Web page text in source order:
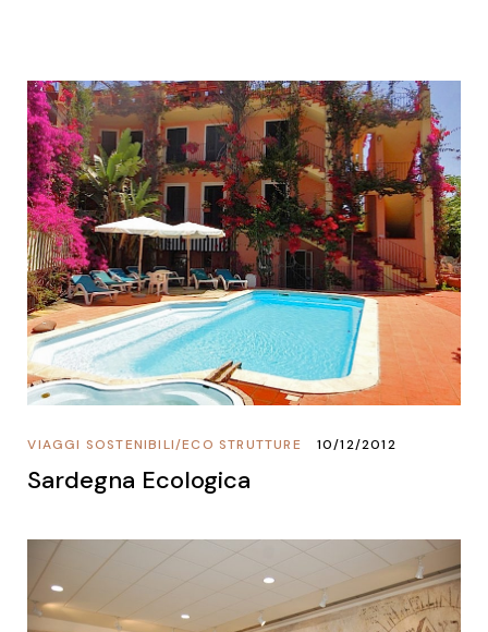
ECO STRUTTURE
/
VIAGGI SOSTENIBILI 10/12/2012
Sardegna Ecologica